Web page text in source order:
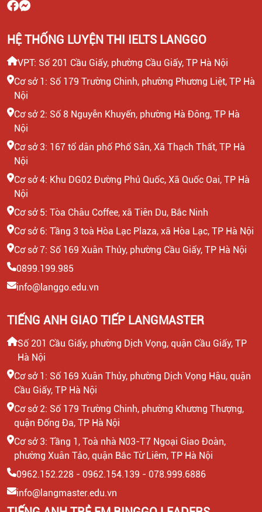
HỆ THỐNG LUYỆN THI IELTS LANGGO
VPT: Số 201 Cầu Giấy, phường Cầu Giấy, TP Hà Nội
Cơ sở 1: Số 179 Trường Chinh, phường Phương Liệt, TP Hà
Nội
Cơ sở 2: Số 8 Nguyễn Khuyến, phường Hà Đông, TP Hà
Nội
Cơ sở 3: 167 tổ dân phố Phố Săn, Xã Thạch Thất, TP Hà
Nội
Cơ sở 4: Khu DG02 Đường Phủ Quốc, Xã Quốc Oai, TP Hà
Nội
Cơ sở 5: Tòa Châu Coffee, xã Tiên Du, Bắc Ninh
Cơ sở 6: Tầng 3 toà Hòa Lạc Plaza, xã Hòa Lạc, TP Hà Nội
Cơ sở 7: Số 169 Xuân Thủy, phường Cầu Giấy, TP Hà Nội
0899.199.985
info@langgo.edu.vn
TIẾNG ANH GIAO TIẾP LANGMASTER
Số 201 Cầu Giấy, phường Dịch Vọng, quận Cầu Giấy, TP
Hà Nội
Cơ sở 1: Số 169 Xuân Thủy, phường Dịch Vọng Hậu, quận
Cầu Giấy, TP Hà Nội
Cơ sở 2: Số 179 Trường Chinh, phường Khương Thượng,
quận Đống Đa, TP Hà Nội
Cơ sở 3: Tầng 1, Toà nhà N03-T7 Ngoại Giao Đoàn,
phường Xuân Tảo, quận Bắc Từ Liêm, TP Hà Nội
0962.152.228 - 0962.154.139 - 078.999.6886
info@langmaster.edu.vn